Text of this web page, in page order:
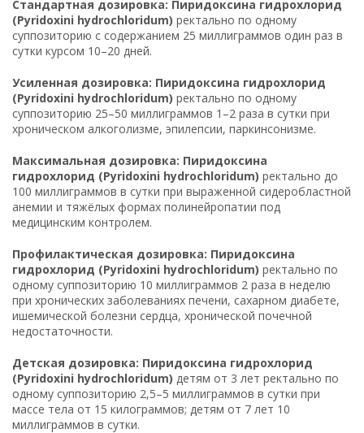
Стандартная дозировка: Пиридоксина гидрохлорид
(Pyridoxini hydrochloridum) ректально по одному
суппозиторию с содержанием 25 миллиграммов один раз в
сутки курсом 10–20 дней.
Усиленная дозировка: Пиридоксина гидрохлорид
(Pyridoxini hydrochloridum) ректально по одному
суппозиторию 25–50 миллиграммов 1–2 раза в сутки при
хроническом алкоголизме, эпилепсии, паркинсонизме.
Максимальная дозировка: Пиридоксина
гидрохлорид (Pyridoxini hydrochloridum) ректально до
100 миллиграммов в сутки при выраженной сидеробластной
анемии и тяжёлых формах полинейропатии под
медицинским контролем.
Профилактическая дозировка: Пиридоксина
гидрохлорид (Pyridoxini hydrochloridum) ректально по
одному суппозиторию 10 миллиграммов 2 раза в неделю
при хронических заболеваниях печени, сахарном диабете,
ишемической болезни сердца, хронической почечной
недостаточности.
Детская дозировка: Пиридоксина гидрохлорид
(Pyridoxini hydrochloridum) детям от 3 лет ректально по
одному суппозиторию 2,5–5 миллиграммов в сутки при
массе тела от 15 килограммов; детям от 7 лет 10
миллиграммов в сутки.